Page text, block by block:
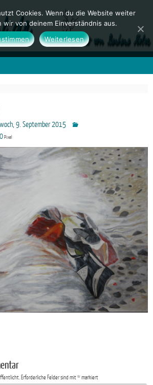
9. September 2015
Pixel
Erforderliche Felder sind mit*markiert
Cookies. Wenn du die Website weiter
von deinem Einverständnis aus.
Weiterlesen